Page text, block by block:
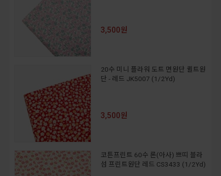
3,500원
20수 미니 플라워 도트 면원단 퀼트원
단 - 레드 JK5007 (1/2Yd)
3,500원
코튼프린트 60수 론(아사) 쁘띠 블라
섬 프린트원단 레드 CS3433 (1/2Yd)